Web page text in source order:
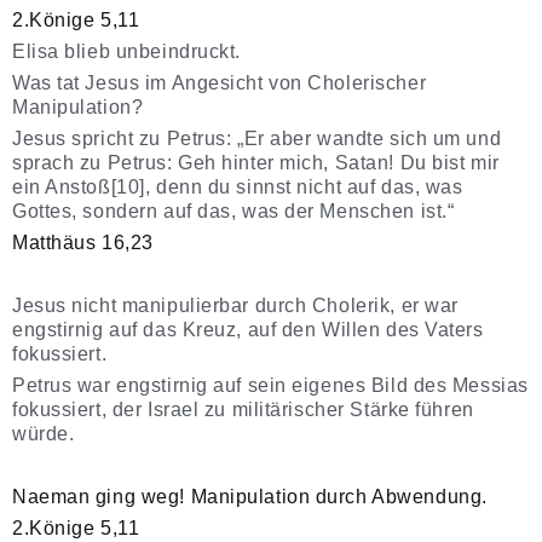
2.Könige 5,11
Elisa blieb unbeindruckt.
Was tat Jesus im Angesicht von Cholerischer
Manipulation?
Jesus spricht zu Petrus: „Er aber wandte sich um und
sprach zu Petrus: Geh hinter mich, Satan! Du bist mir
ein Anstoß[10], denn du sinnst nicht auf das, was
Gottes, sondern auf das, was der Menschen ist.“
Matthäus 16,23
Jesus nicht manipulierbar durch Cholerik, er war
engstirnig auf das Kreuz, auf den Willen des Vaters
fokussiert.
Petrus war engstirnig auf sein eigenes Bild des Messias
fokussiert, der Israel zu militärischer Stärke führen
würde.
Naeman ging weg! Manipulation durch Abwendung.
2.Könige 5,11